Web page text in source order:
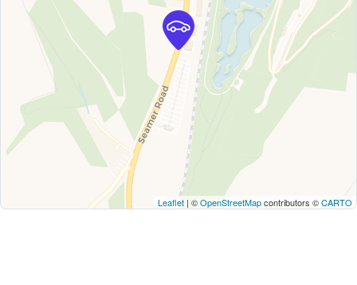
Leaflet | ©OpenStreetMapcontributors ©CARTO